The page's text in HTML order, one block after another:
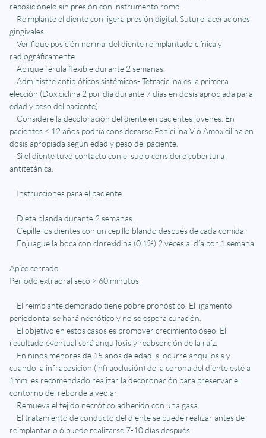
reposiciónelo sin presión con instrumento romo.
Reimplante el diente con ligera presión digital. Suture laceraciones
gingivales.
Verifique posición normal del diente reimplantado clínica y
radiográficamente.
Aplique férula flexible durante 2 semanas.
Administre antibióticos sistémicos- Tetraciclina es la primera
elección (Doxiciclina 2 por día durante 7 días en dosis apropiada para
edad y peso del paciente).
Considere la decoloración del diente en pacientes jóvenes. En
pacientes < 12 años podría considerarse Penicilina V ó Amoxicilina en
dosis apropiada según edad y peso del paciente.
Si el diente tuvo contacto con el suelo considere cobertura
antitetánica.
Instrucciones para el paciente
Dieta blanda durante 2 semanas.
Cepille los dientes con un cepillo blando después de cada comida.
Enjuague la boca con clorexidina (0.1%) 2 veces al día por 1 semana.
Apice cerrado
Periodo extraoral seco > 60 minutos
El reimplante demorado tiene pobre pronóstico. El ligamento
periodontal se hará necrótico y no se espera curación.
El objetivo en estos casos es promover crecimiento óseo. El
resultado eventual será anquilosis y reabsorción de la raíz.
En niños menores de 15 años de edad, si ocurre anquilosis y
cuando la infraposición (infraoclusión) de la corona del diente esté a
1mm, es recomendado realizar la decoronación para preservar el
contorno del reborde alveolar.
Remueva el tejido necrótico adherido con una gasa.
El tratamiento de conducto del diente se puede realizar antes de
reimplantarlo ó puede realizarse 7-10 días después.